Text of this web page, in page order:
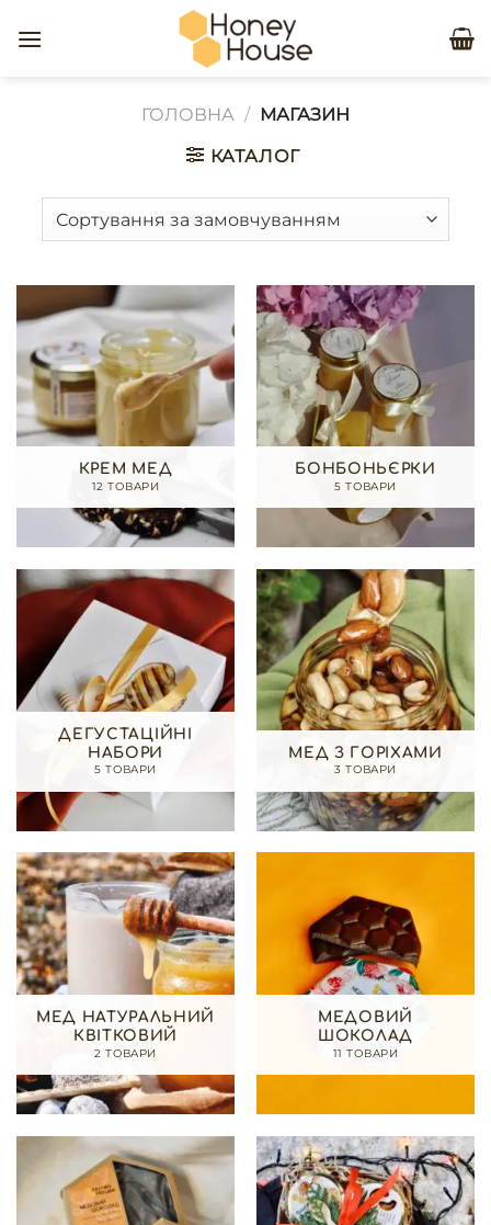
ГОЛОВНА / МАГАЗИН
КАТАЛОГ
КРЕМ МЕД
12 ТОВАРИ
БОНБОНЬЄРКИ
5 ТОВАРИ
ДЕГУСТАЦІЙНІ
НАБОРИ
5 ТОВАРИ
МЕД З ГОРІХАМИ
3 ТОВАРИ
МЕД НАТУРАЛЬНИЙ
КВІТКОВИЙ
2 ТОВАРИ
МЕДОВИЙ
ШОКОЛАД
11 ТОВАРИ